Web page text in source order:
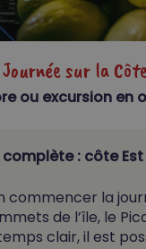
sur la
ou excursion en
: côte
commencer la
de l’île, le
clair, il est